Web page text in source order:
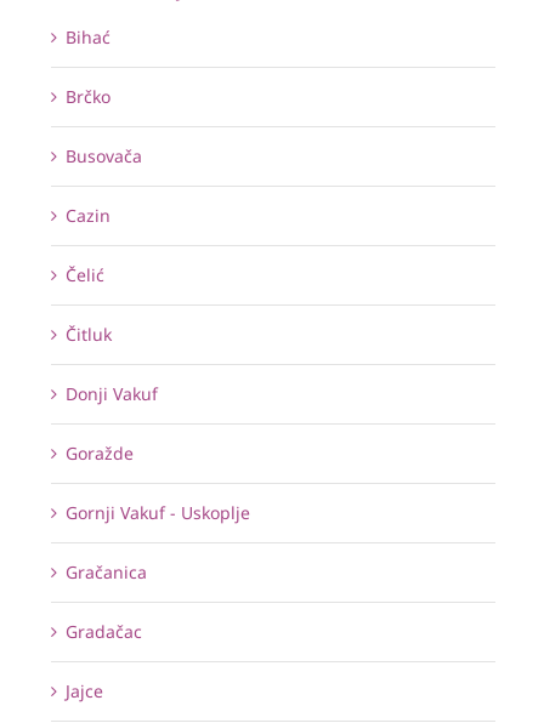
Bihać
Brčko
Busovača
Cazin
Čelić
Čitluk
Donji Vakuf
Goražde
Gornji Vakuf - Uskoplje
Gračanica
Gradačac
Jajce